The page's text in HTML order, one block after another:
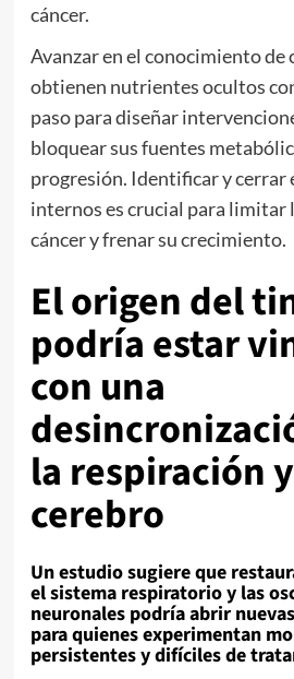
cáncer.
Avanzar en el conocimiento de
obtienen nutrientes ocultos
paso para diseñar
bloquear sus fuentes
progresión. Identificar y cerrar
internos es crucial para limitar
cáncer y frenar su crecimiento.
El origen del
podría estar
con una
la respiración
cerebro
Un estudio sugiere que
el sistema respiratorio y las
neuronales podría abrir
para quienes experimentan
persistentes y difíciles de